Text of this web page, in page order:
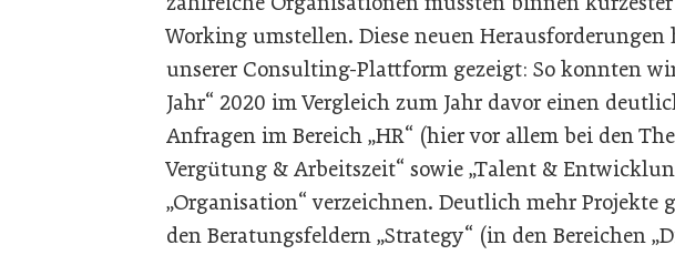
Working umstellen. Diese neuen
unserer Consulting-Plattform gezeigt: So konnten
Jahr“ 2020 im Vergleich zum Jahr davor einen
Anfragen im Bereich „HR“ (hier vor allem bei den
Vergütung & Arbeitszeit“ sowie „Talent &
„Organisation“ verzeichnen. Deutlich mehr Projekte
den Beratungsfeldern „Strategy“ (in den Bereichen